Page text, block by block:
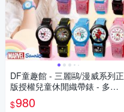
DF童趣館 - 三麗鷗/漫威系列正
版授權兒童休閒織帶錶 - 多款
可選
$980